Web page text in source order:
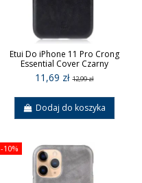
Etui Do iPhone 11 Pro Crong
Essential Cover Czarny
11,69 zł12,99 zł
Dodaj do koszyka
-10%